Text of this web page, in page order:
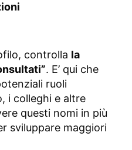
controlla la
. E’ qui che
ruoli
i colleghi e altre
questi nomi in più
sviluppare maggiori